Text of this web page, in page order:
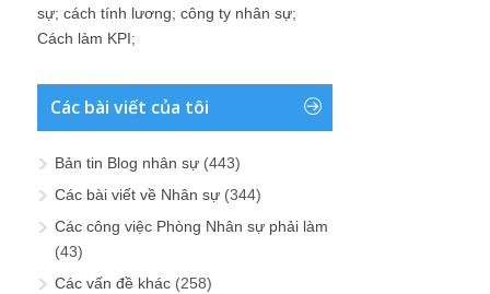
sự; cách tính lương; công ty nhân sự;
Cách làm KPI;
Các bài viết của tôi
Bản tin Blog nhân sự (443)
Các bài viết về Nhân sự (344)
Các công việc Phòng Nhân sự phải làm
(43)
Các vấn đề khác (258)